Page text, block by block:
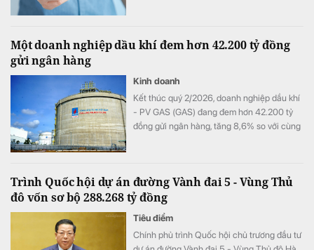
nghiệm được kỳ vọng sẽ trở thành lợi thế
Một doanh nghiệp dầu khí đem hơn 42.200 tỷ đồng
gửi ngân hàng
Kinh doanh
Kết thúc quý 2/2026, doanh nghiệp dầu khí
- PV GAS (GAS) đang đem hơn 42.200 tỷ
đồng gửi ngân hàng, tăng 8,6% so với cùng
Trình Quốc hội dự án đường Vành đai 5 - Vùng Thủ
đô vốn sơ bộ 288.268 tỷ đồng
Tiêu điểm
Chính phủ trình Quốc hội chủ trương đầu tư